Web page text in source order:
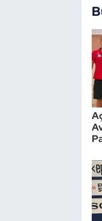
Vücut
Wushu